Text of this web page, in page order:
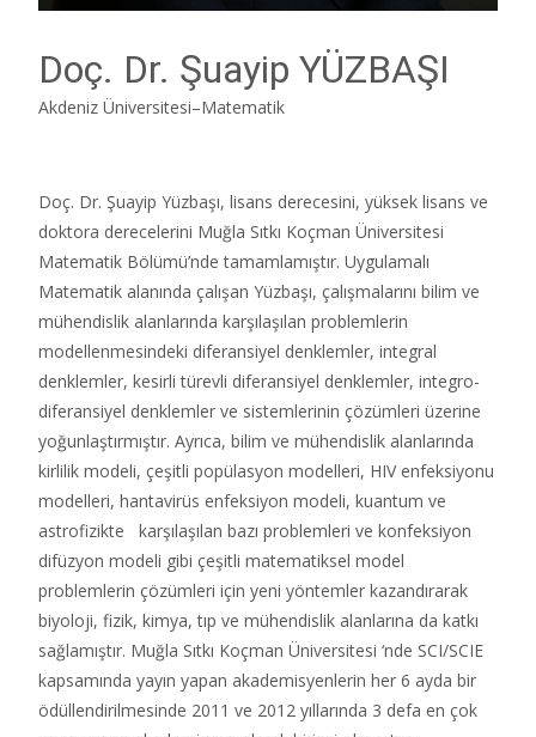
Doç. Dr. Şuayip YÜZBAŞI
Akdeniz Üniversitesi–Matematik
Doç. Dr. Şuayip Yüzbaşı, lisans derecesini, yüksek lisans ve
doktora derecelerini Muğla Sıtkı Koçman Üniversitesi
Matematik Bölümü’nde tamamlamıştır. Uygulamalı
Matematik alanında çalışan Yüzbaşı, çalışmalarını bilim ve
mühendislik alanlarında karşılaşılan problemlerin
modellenmesindeki diferansiyel denklemler, integral
denklemler, kesirli türevli diferansiyel denklemler, integro-
diferansiyel denklemler ve sistemlerinin çözümleri üzerine
yoğunlaştırmıştır. Ayrıca, bilim ve mühendislik alanlarında
kirlilik modeli, çeşitli popülasyon modelleri, HIV enfeksiyonu
modelleri, hantavirüs enfeksiyon modeli, kuantum ve
astrofizikte
karşılaşılan bazı problemleri ve konfeksiyon
difüzyon modeli gibi çeşitli matematiksel model
problemlerin çözümleri için yeni yöntemler kazandırarak
biyoloji, fizik, kimya, tıp ve mühendislik alanlarına da katkı
sağlamıştır. Muğla Sıtkı Koçman Üniversitesi ‘nde SCI/SCIE
kapsamında yayın yapan akademisyenlerin her 6 ayda bir
ödüllendirilmesinde 2011 ve 2012 yıllarında 3 defa en çok